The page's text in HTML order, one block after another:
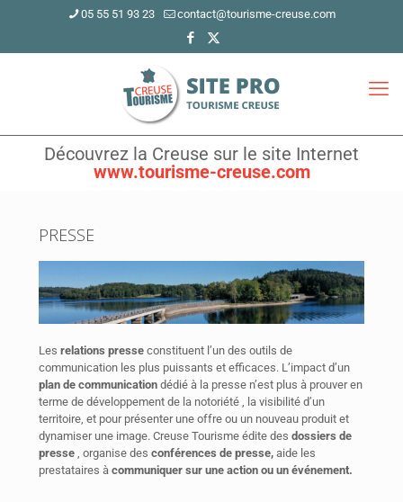
05 55 51 93 23 contact@tourisme-creuse.com
Découvrez la Creuse sur le site Internet
www.tourisme-creuse.com
PRESSE
Les relations presse constituent l’un des outils de
communication les plus puissants et efficaces. L’impact d’un
plan de communication dédié à la presse n’est plus à prouver en
terme de développement de la notoriété , la visibilité d’un
territoire, et pour présenter une offre ou un nouveau produit et
dynamiser une image. Creuse Tourisme édite des dossiers de
presse , organise des conférences de presse, aide les
prestataires à communiquer sur une action ou un événement.